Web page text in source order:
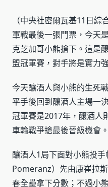
（中央社密爾瓦基11日
軍戰最後一張門票，今天
克芝加哥小熊搶下。這是
盟冠軍賽，對手將是實力
今天釀酒人與小熊的生死
平手後回到釀酒人主場一
冠軍賽是2017年，釀酒人
車輪戰爭搶最後晉級機會。
釀酒人1局下面對小熊投
Pomeranz）先由康崔拉
春全壘拿下分數；不過小